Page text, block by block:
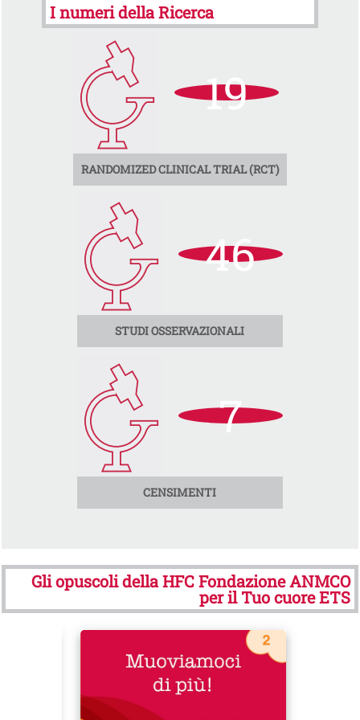
I numeri della Ricerca
19
RANDOMIZED CLINICAL TRIAL (RCT)
46
STUDI OSSERVAZIONALI
7
CENSIMENTI
Gli opuscoli della HFC Fondazione ANMCO
per il Tuo cuore ETS